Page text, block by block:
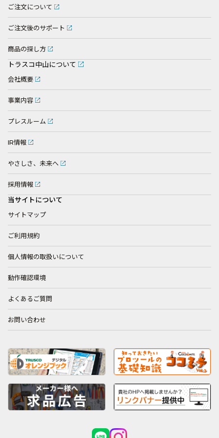
ご注文について
ご注文後のサポート
商品の探し方
トラスコ中山について
会社概要
事業内容
プレスルーム
IR情報
やさしさ、未来へ
採用情報
当サイトについて
サイトマップ
ご利用規約
個人情報の取扱いについて
動作確認環境
よくあるご質問
お問い合わせ